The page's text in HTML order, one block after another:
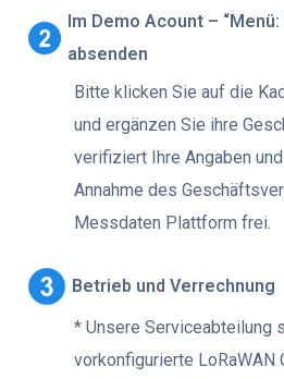
Im Demo Acount – “Menü:
absenden
Bitte klicken Sie auf die
und ergänzen Sie ihre
verifiziert Ihre Angaben
Annahme des
Messdaten Plattform frei.
Betrieb und Verrechnung
* Unsere Serviceabteilung
vorkonfigurierte LoRaWAN